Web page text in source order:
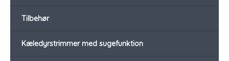
Tilbehør
Kæledyrstrimmer med sugefunktion